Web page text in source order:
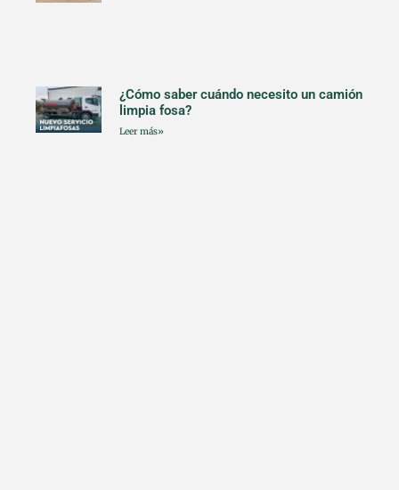
¿Cómo saber cuándo necesito un camión
limpia fosa?
Leer más»